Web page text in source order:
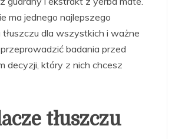
ma jednego najlepszego
tłuszczu dla wszystkich i ważne
badania przed
decyzji, który z nich chcesz
tłuszczu